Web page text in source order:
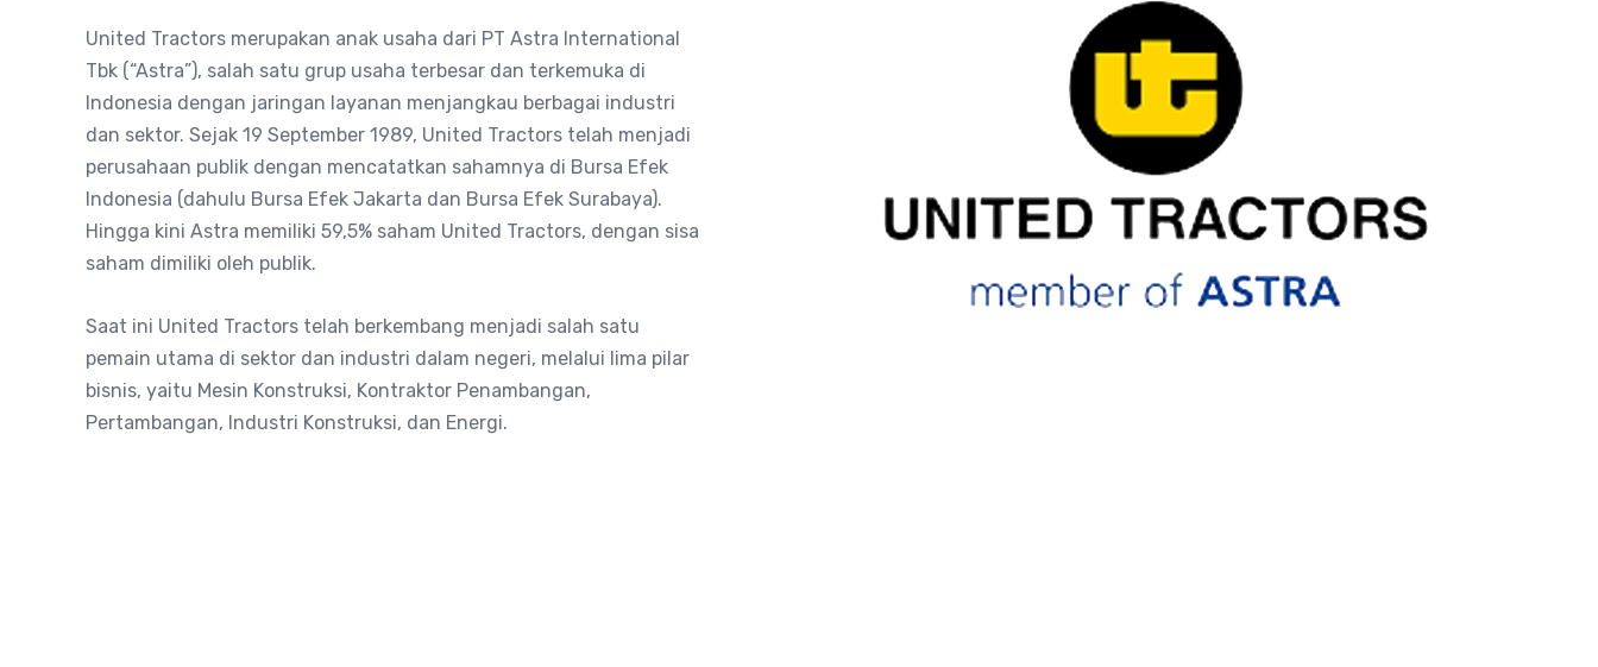
United Tractors merupakan anak usaha dari PT Astra International
Tbk (“Astra”), salah satu grup usaha terbesar dan terkemuka di
Indonesia dengan jaringan layanan menjangkau berbagai industri
dan sektor. Sejak 19 September 1989, United Tractors telah menjadi
perusahaan publik dengan mencatatkan sahamnya di Bursa Efek
Indonesia (dahulu Bursa Efek Jakarta dan Bursa Efek Surabaya).
Hingga kini Astra memiliki 59,5% saham United Tractors, dengan sisa
saham dimiliki oleh publik.
Saat ini United Tractors telah berkembang menjadi salah satu
pemain utama di sektor dan industri dalam negeri, melalui lima pilar
bisnis, yaitu Mesin Konstruksi, Kontraktor Penambangan,
Pertambangan, Industri Konstruksi, dan Energi.